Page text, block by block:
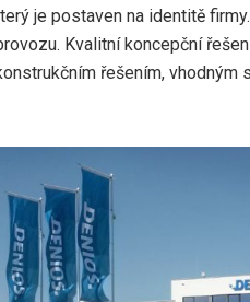
je postaven na identitě
Kvalitní koncepční
řešením, vhodným